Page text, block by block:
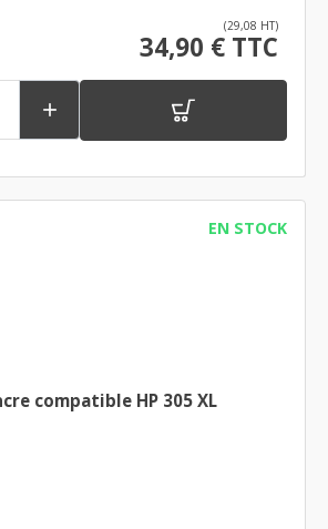
(29,08 HT)
34,90 € TTC

EN STOCK
compatible HP 305 XL